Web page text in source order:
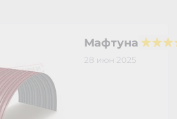
Мафтуна
28 июн 2025